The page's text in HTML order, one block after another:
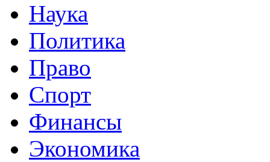
Наука
Политика
Право
Спорт
Финансы
Экономика